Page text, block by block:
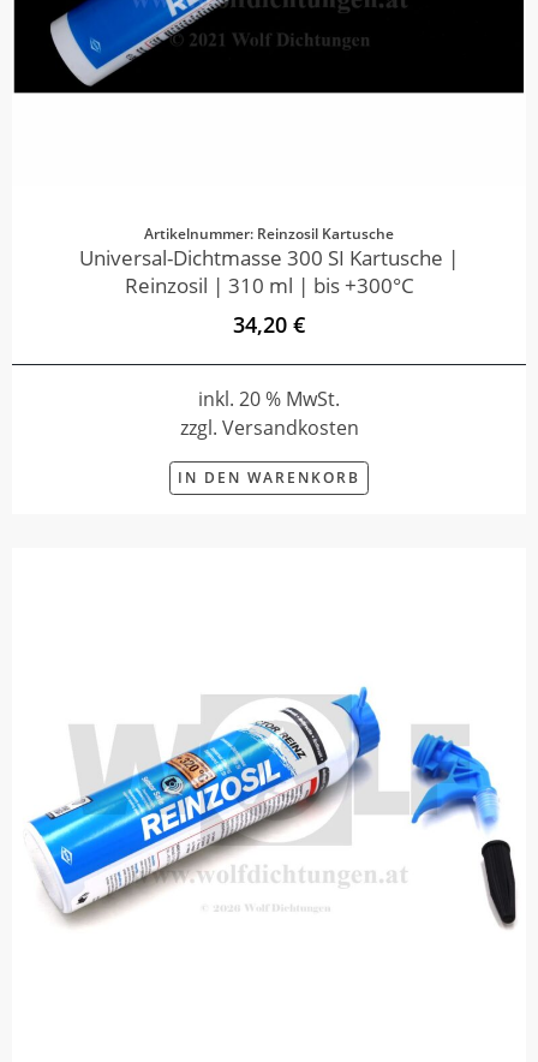
Artikelnummer: Reinzosil Kartusche
Universal-Dichtmasse 300 SI Kartusche |
Reinzosil | 310 ml | bis +300°C
34,20 €
inkl. 20 % MwSt.
zzgl. Versandkosten
IN DEN WARENKORB